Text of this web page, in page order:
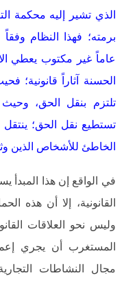
الذي تشير إليه محكمة
برمته؛ فهذا النظام
عاماً غير مكتوب يعطي
الحسنة آثاراً قانونية؛
تلتزم بنقل الحق،
تستطيع نقل الحق؛
الخاطئ للأشخاص الذين
في الواقع إن هذا المبدأ
القانونية، إلا أن هذه
وليس نحو العلاقات
المستغرب أن يجري
مجال النشاطات